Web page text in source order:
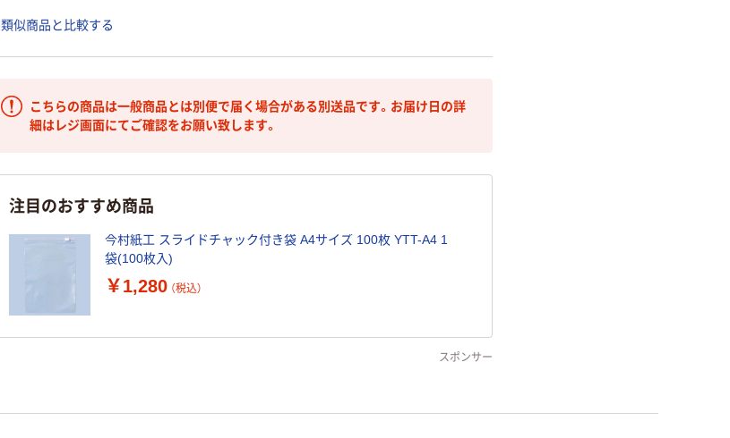
類似商品と比較する
こちらの商品は一般商品とは別便で届く場合がある別送品です。お届け日の詳
細はレジ画面にてご確認をお願い致します。
注目のおすすめ商品
今村紙工 スライドチャック付き袋 A4サイズ 100枚 YTT-A4 1
袋(100枚入)
￥1,280 （税込）
スポンサー